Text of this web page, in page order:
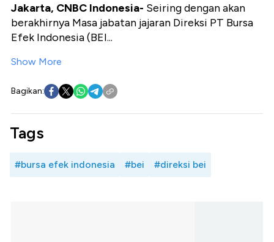
Jakarta, CNBC Indonesia- Seiring dengan akan
berakhirnya Masa jabatan jajaran Direksi PT Bursa
Efek Indonesia (BEI...
Show More
Bagikan:
Tags
#bursa efek indonesia #bei #direksi bei